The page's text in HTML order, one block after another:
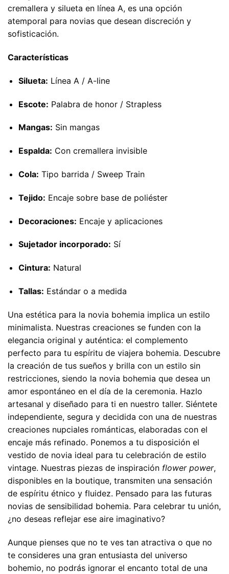
cremallera y silueta en línea A, es una opción
atemporal para novias que desean discreción y
sofisticación.
Características
Silueta: Línea A / A-line
Escote: Palabra de honor / Strapless
Mangas: Sin mangas
Espalda: Con cremallera invisible
Cola: Tipo barrida / Sweep Train
Tejido: Encaje sobre base de poliéster
Decoraciones: Encaje y aplicaciones
Sujetador incorporado: Sí
Cintura: Natural
Tallas: Estándar o a medida
Una estética para la novia bohemia implica un estilo
minimalista. Nuestras creaciones se funden con la
elegancia original y auténtica: el complemento
perfecto para tu espíritu de viajera bohemia. Descubre
la creación de tus sueños y brilla con un estilo sin
restricciones, siendo la novia bohemia que desea un
amor espontáneo en el día de la ceremonia. Hazlo
artesanal y diseñado para ti en nuestro taller. Siéntete
independiente, segura y decidida con una de nuestras
creaciones nupciales románticas, elaboradas con el
encaje más refinado. Ponemos a tu disposición el
vestido de novia ideal para tu celebración de estilo
vintage. Nuestras piezas de inspiración flower power,
disponibles en la boutique, transmiten una sensación
de espíritu étnico y fluidez. Pensado para las futuras
novias de sensibilidad bohemia. Para celebrar tu unión,
¿no deseas reflejar ese aire imaginativo?
Aunque pienses que no te ves tan atractiva o que no
te consideres una gran entusiasta del universo
bohemio, no podrás ignorar el encanto total de una